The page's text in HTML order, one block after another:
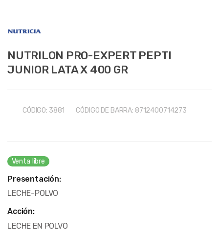
NUTRILON PRO-EXPERT PEPTI
JUNIOR LATA X 400 GR
CÓDIGO: 3881 CÓDIGO DE BARRA: 8712400714273
Venta libre
Presentación:
LECHE-POLVO
Acción:
LECHE EN POLVO